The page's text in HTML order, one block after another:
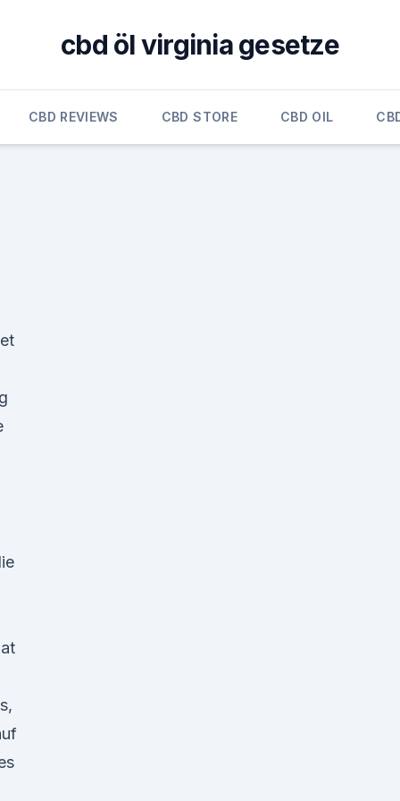
cbd öl virginia gesetze
CBD REVIEWS CBD STORE CBD OIL